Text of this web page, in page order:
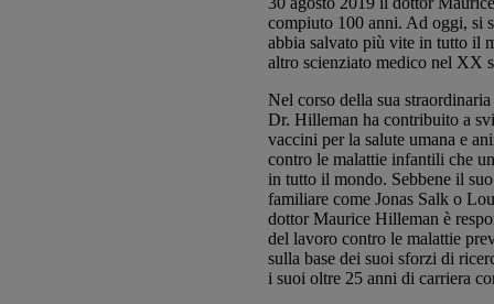
compiuto 100 anni. Ad oggi, si
abbia salvato più vite in tutto il
altro scienziato medico nel XX
Nel corso della sua
Dr. Hilleman ha contribuito a
vaccini per la salute umana e
contro le malattie infantili che
in tutto il mondo. Sebbene il
familiare come Jonas Salk o
dottor Maurice Hilleman è
del lavoro contro le malattie
sulla base dei suoi sforzi di
i suoi oltre 25 anni di carriera